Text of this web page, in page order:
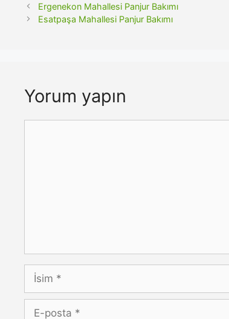
Ergenekon Mahallesi Panjur Bakımı
Esatpaşa Mahallesi Panjur Bakımı
Yorum yapın
İsim